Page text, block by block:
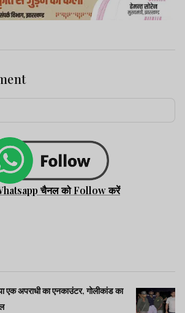
चैनल को Follow करें
एक अपराधी का एनकाउंटर, गोलीकांड का